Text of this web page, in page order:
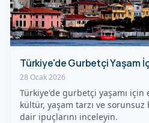
Türkiye'de Gurbetçi Yaşam
28 Ocak 2026
Türkiye'de gurbetçi yaşamı
kültür, yaşam tarzı ve
dair ipuçlarını inceleyin.